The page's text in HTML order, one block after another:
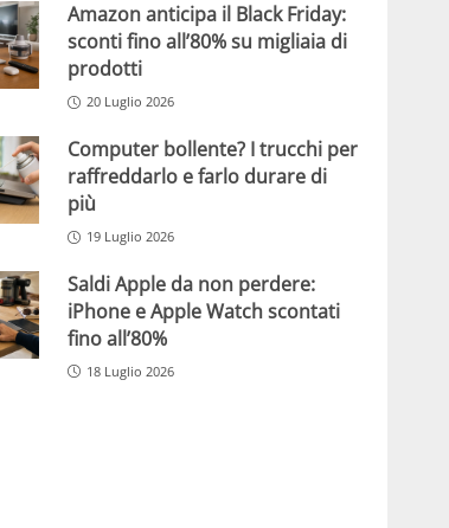
Amazon anticipa il Black Friday:
sconti fino all’80% su migliaia di
prodotti
20 Luglio 2026
Computer bollente? I trucchi per
raffreddarlo e farlo durare di
più
19 Luglio 2026
Saldi Apple da non perdere:
iPhone e Apple Watch scontati
fino all’80%
18 Luglio 2026